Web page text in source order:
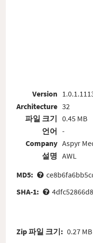
Version
Architecture
파일 크기
언어
Company
설명
32
0.45 MB
-
Aspyr
AWL
MD5:
SHA-1:
Zip 파일 크기: 0.27 MB